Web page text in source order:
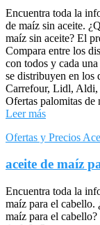
Encuentra toda la
de maíz sin aceite.
maíz sin aceite? El
Compara entre los
con todos y cada
se distribuyen en los
Carrefour, Lidl, Aldi,
Ofertas palomitas de
Leer más
Ofertas y Precios
aceite de maíz
Encuentra toda la
maíz para el cabello.
maíz para el